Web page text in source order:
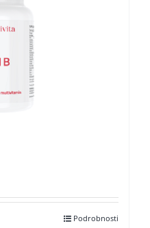
Podrobnosti